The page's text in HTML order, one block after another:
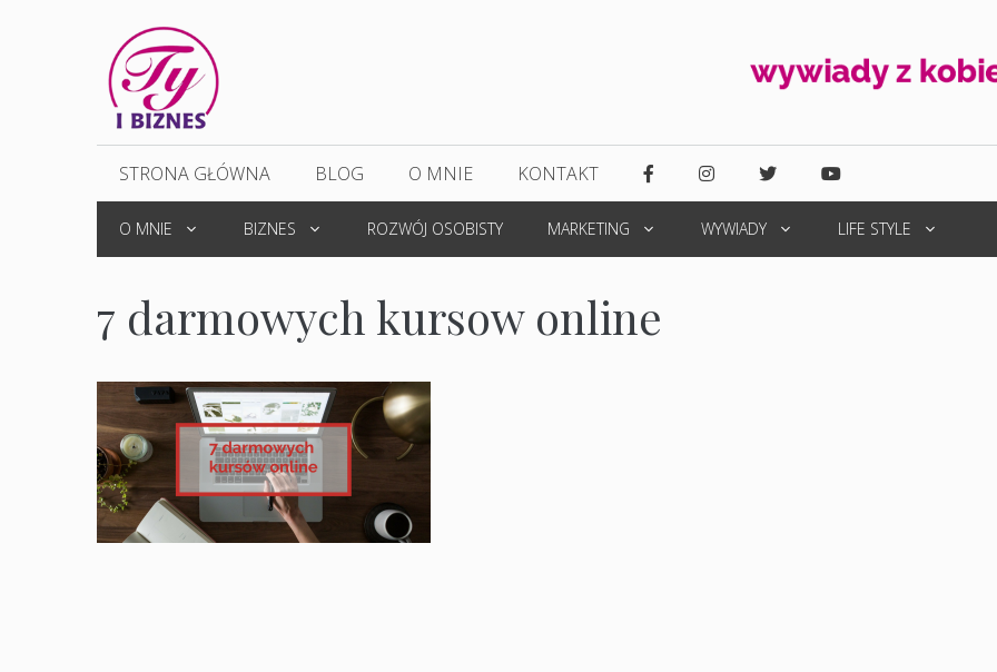
STRONA GŁÓWNA BLOG O MNIE KONTAKT
O MNIE BIZNES ROZWÓJ OSOBISTY MARKETING WYWIADY LIFE STYLE
7 darmowych kursow online